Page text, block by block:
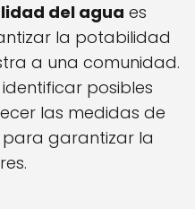
del agua es
la potabilidad
a una comunidad.
posibles
las medidas de
garantizar la